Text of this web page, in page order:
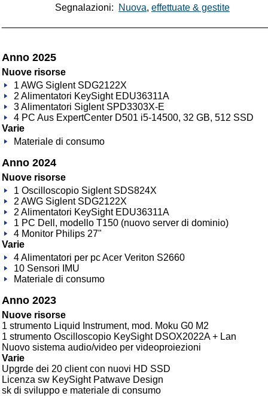
Segnalazioni:
Nuova, effettuate & gestite
Anno 2025
Nuove risorse
1 AWG Siglent SDG2122X
2 Alimentatori KeySight EDU36311A
3 Alimentatori Siglent SPD3303X-E
4 PC Aus ExpertCenter D501 i5-14500, 32 GB, 512 SSD
Varie
Materiale di consumo
Anno 2024
Nuove risorse
1 Oscilloscopio Siglent SDS824X
2 AWG Siglent SDG2122X
2 Alimentatori KeySight EDU36311A
1 PC Dell, modello T150 (nuovo server di dominio)
4 Monitor Philips 27"
Varie
4 Alimentatori per pc Acer Veriton S2660
10 Sensori IMU
Materiale di consumo
Anno 2023
Nuove risorse
1 strumento Liquid Instrument, mod. Moku G0 M2
1 strumento Oscilloscopio KeySight DSOX2022A + Lan
Nuovo sistema audio/video per videoproiezioni
Varie
Upgrde dei 20 client con nuovi HD SSD
Licenza sw KeySight Patwave Design
sk di sviluppo e materiale di consumo